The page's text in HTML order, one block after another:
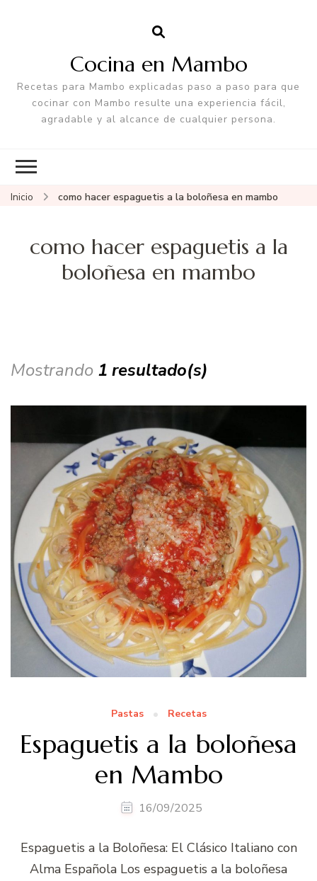
Cocina en Mambo
Recetas para Mambo explicadas paso a paso para que
cocinar con Mambo resulte una experiencia fácil,
agradable y al alcance de cualquier persona.
Inicio como hacer espaguetis a la boloñesa en mambo
como hacer espaguetis a la
boloñesa en mambo
Mostrando 1 resultado(s)
Pastas Recetas
Espaguetis a la boloñesa
en Mambo
16/09/2025
Espaguetis a la Boloñesa: El Clásico Italiano con
Alma Española Los espaguetis a la boloñesa